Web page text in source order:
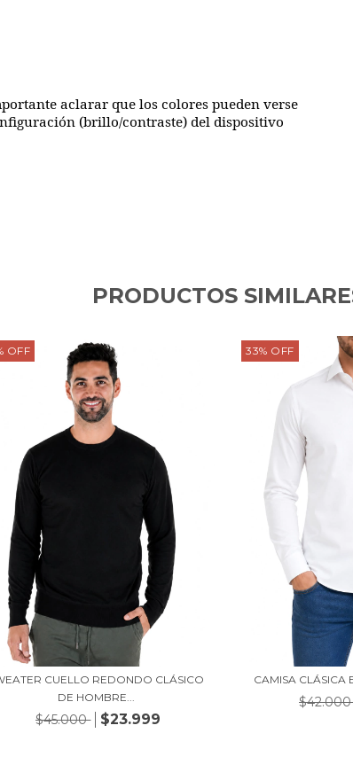
aclarar que los colores pueden verse
(brillo/contraste) del dispositivo
PRODUCTOS
OFF
CUELLO REDONDO CLÁSICO
DE HOMBRE...
$45.000 $23.999
33% OFF
CAMISA CLÁSICA